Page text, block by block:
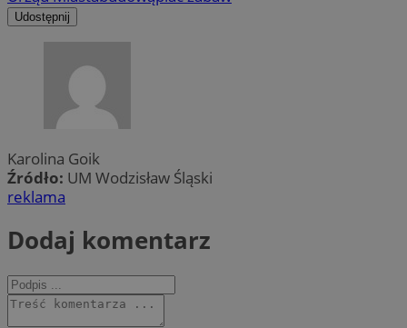
Udostępnij
Karolina Goik
Źródło: UM Wodzisław Śląski
reklama
Dodaj komentarz